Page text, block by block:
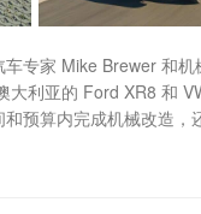
专家 Mike Brewer 和
利亚的 Ford XR8 和
预算内完成机械改造，